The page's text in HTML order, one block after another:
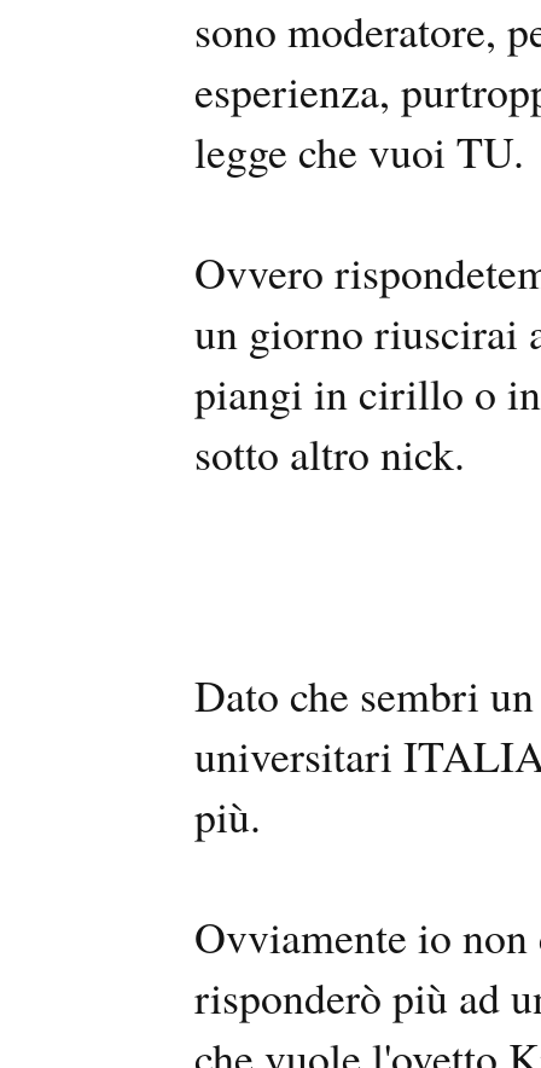
sono moderatore,
esperienza,
legge che vuoi TU.
Ovvero
un giorno riuscirai
piangi in cirillo o
sotto altro nick.
Dato che sembri
universitari
più.
Ovviamente io
risponderò più ad